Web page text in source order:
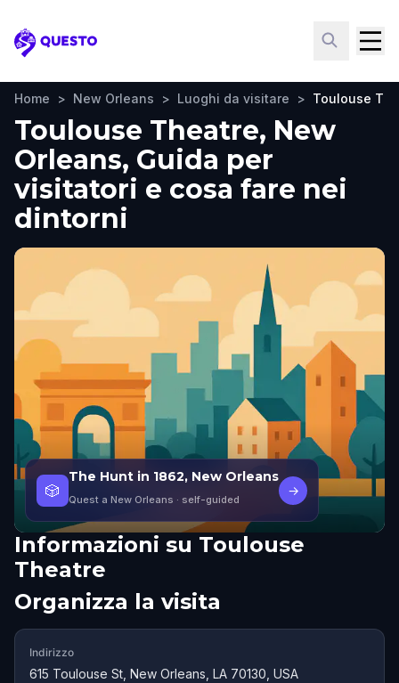
Questo
Home > New Orleans > Luoghi da visitare > Toulouse
Toulouse Theatre, New
Orleans, Guida per
visitatori e cosa fare nei
dintorni
🎲
The Hunt in 1862, New Orleans
Quest a New Orleans · self-guided
→
Informazioni su Toulouse
Theatre
Organizza la visita
Indirizzo
615 Toulouse St, New Orleans, LA 70130, USA